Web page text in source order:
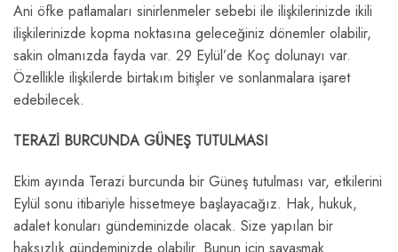
Ani öfke patlamaları sinirlenmeler sebebi ile ilişkilerinizde ikili
ilişkilerinizde kopma noktasına geleceğiniz dönemler olabilir,
sakin olmanızda fayda var. 29 Eylül’de Koç dolunayı var.
Özellikle ilişkilerde birtakım bitişler ve sonlanmalara işaret
edebilecek.
TERAZİ BURCUNDA GÜNEŞ TUTULMASI
Ekim ayında Terazi burcunda bir Güneş tutulması var, etkilerini
Eylül sonu itibariyle hissetmeye başlayacağız. Hak, hukuk,
adalet konuları gündeminizde olacak. Size yapılan bir
haksızlık gündeminizde olabilir. Bunun için savaşmak